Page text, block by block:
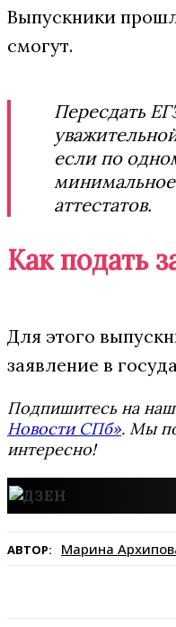
Выпускники
смогут.
Пересдать
если по
аттестатов.
Как подать
Для этого
заявление в
Подпишитесь на
Новости СПб». Мы
интересно!
АВТОР: Марина